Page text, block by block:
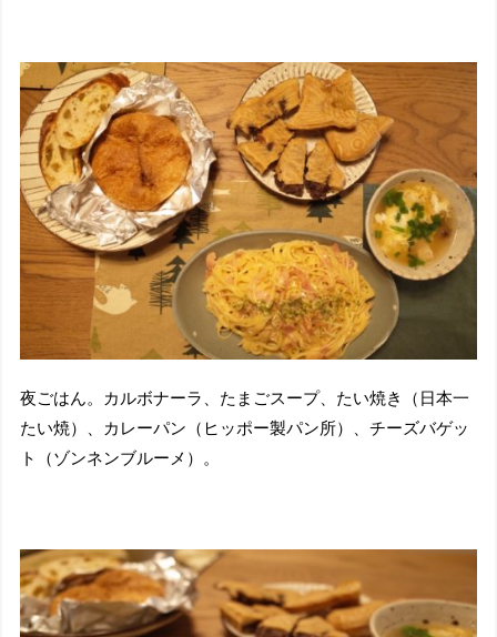
夜ごはん。カルボナーラ、たまごスープ、たい焼き（日本一
たい焼）、カレーパン（ヒッポー製パン所）、チーズバゲッ
ト（ゾンネンブルーメ）。